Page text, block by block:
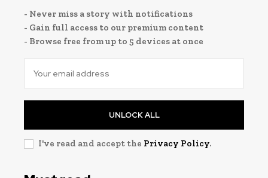
- Never miss a story with notifications
- Gain full access to our premium content
- Browse free from up to 5 devices at once
UNLOCK ALL
I've read and accept the Privacy Policy.